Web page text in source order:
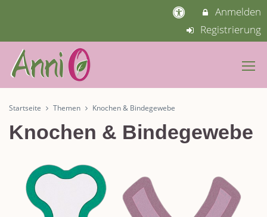
Anmelden
Registrierung
Startseite Themen Knochen & Bindegewebe
Knochen & Bindegewebe